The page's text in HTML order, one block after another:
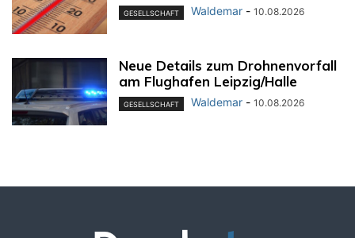
GESELLSCHAFT Waldemar - 10.08.2026
Neue Details zum Drohnenvorfall
am Flughafen Leipzig/Halle
GESELLSCHAFT Waldemar - 10.08.2026